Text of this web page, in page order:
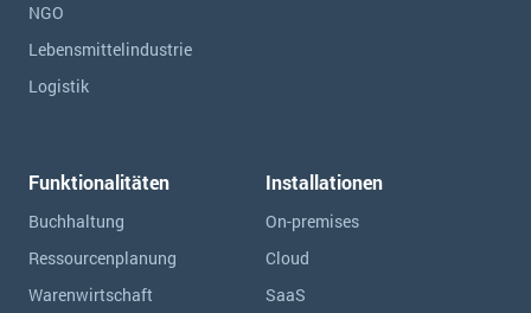
NGO
Lebensmittelindustrie
Logistik
Funktionalitäten
Buchhaltung
Ressourcen­planung
Warenwirtschaft
Installationen
On-premises
Cloud
SaaS